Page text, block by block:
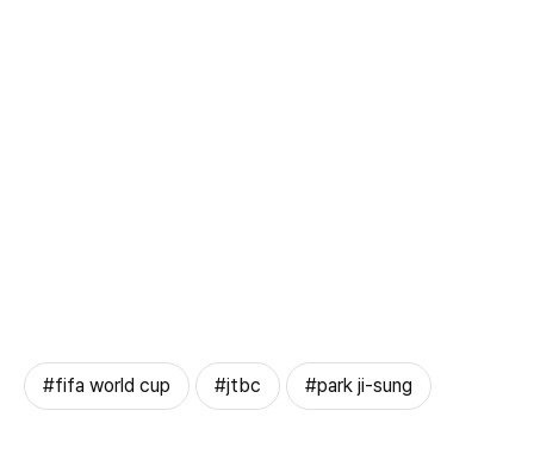
#fifa world cup #jtbc #park ji-sung